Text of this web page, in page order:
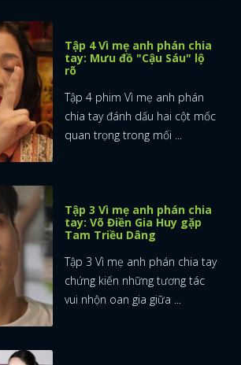
Tập 4 Vì mẹ anh phán chia
tay: Mưu đồ "Cậu Sáu" lộ
rõ
Tập 4 phim Vì mẹ anh phán
chia tay đánh dấu hai cột mốc
quan trọng trong mối ...
Tập 3 Vì mẹ anh phán chia
tay: Võ Điền Gia Huy gặp
Tam Triều Dâng
Tập 3 Vì mẹ anh phán chia tay
chứng kiến những tương tác
vui nhộn oan gia giữa ...